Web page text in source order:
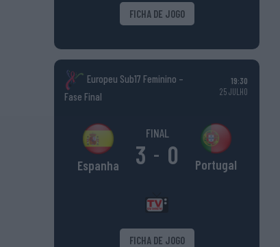
FICHA DE JOGO
Europeu Sub17 Feminino –
Fase Final
19:30
25 JULHO
Espanha
FINAL
3 - 0 Portugal
FICHA DE JOGO